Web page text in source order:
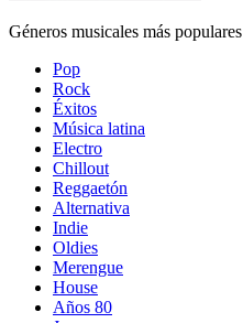
Géneros musicales más populares
Pop
Rock
Éxitos
Música latina
Electro
Chillout
Reggaetón
Alternativa
Indie
Oldies
Merengue
House
Años 80